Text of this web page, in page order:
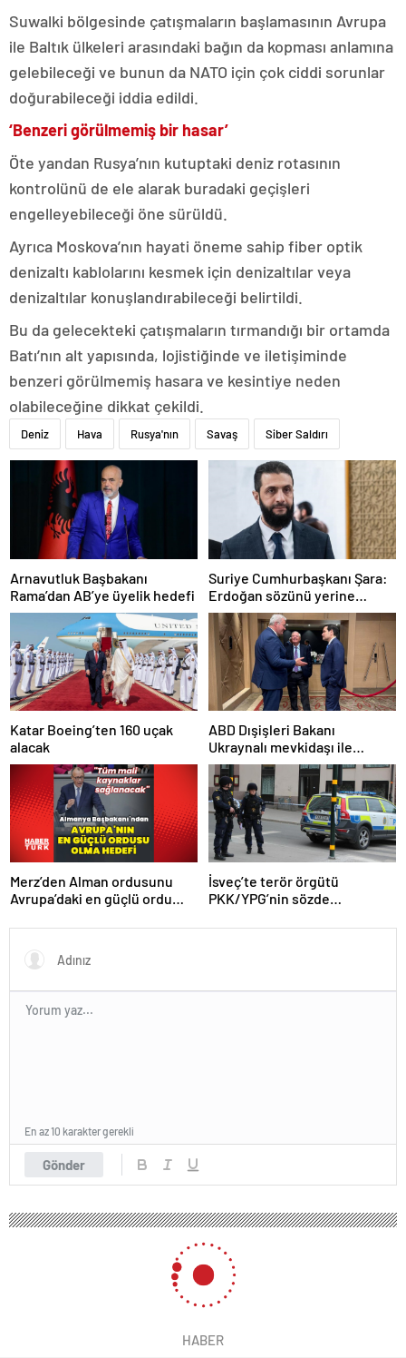
Suwalki bölgesinde çatışmaların başlamasının Avrupa
ile Baltık ülkeleri arasındaki bağın da kopması anlamına
gelebileceği ve bunun da NATO için çok ciddi sorunlar
doğurabileceği iddia edildi.
‘Benzeri görülmemiş bir hasar’
Öte yandan Rusya’nın kutuptaki deniz rotasının
kontrolünü de ele alarak buradaki geçişleri
engelleyebileceği öne sürüldü.
Ayrıca Moskova’nın hayati öneme sahip fiber optik
denizaltı kablolarını kesmek için denizaltılar veya
denizaltılar konuşlandırabileceği belirtildi.
Bu da gelecekteki çatışmaların tırmandığı bir ortamda
Batı’nın alt yapısında, lojistiğinde ve iletişiminde
benzeri görülmemiş hasara ve kesintiye neden
olabileceğine dikkat çekildi.
Deniz Hava Rusya'nın Savaş Siber Saldırı
Arnavutluk Başbakanı
Rama’dan AB’ye üyelik hedefi
Suriye Cumhurbaşkanı Şara:
Erdoğan sözünü yerine
getirdi. Trump’a da çok
teşekkür ederim
Katar Boeing’ten 160 uçak
alacak
ABD Dışişleri Bakanı
Ukraynalı mevkidaşı ile
görüştü
Merz’den Alman ordusunu
Avrupa’daki en güçlü ordu
İsveç’te terör örgütü
PKK/YPG’nin sözde
Gönder
En az 10 karakter gerekli
HABER